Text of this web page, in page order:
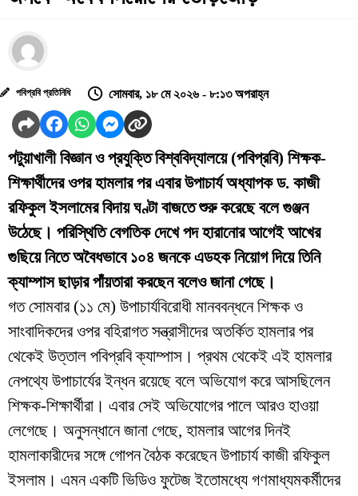
পবিপ্রবি প্রতিনিধি সোমবার, ১৮ মে ২০২৬ - ৮:১৩ অপরাহ্ন
পটুয়াখালী বিজ্ঞান ও প্রযুক্তি বিশ্ববিদ্যালয়ে (পবিপ্রবি) শিক্ষক-
শিক্ষার্থীদের ওপর হামলার পর এবার উপাচার্য অধ্যাপক ড. কাজী
রফিকুল ইসলামের বিদায় ঘণ্টা বাজতে শুরু করেছে বলে গুঞ্জন
উঠেছে। পরিস্থিতি বেগতিক দেখে পদ হারানোর আগেই আখের
গুছিয়ে নিতে অবৈধভাবে ১০৪ জনকে এডহক নিয়োগ দিয়ে তিনি
ক্যাম্পাস ছাড়ার পাঁয়তারা করছেন বলেও জানা গেছে।
​গত সোমবার (১১ মে) উপাচার্যবিরোধী মানববন্ধনে শিক্ষক ও
সাংবাদিকদের ওপর বহিরাগত সন্ত্রাসীদের অতর্কিত হামলার পর
থেকেই উত্তাল পবিপ্রবি ক্যাম্পাস। প্রথম থেকেই এই হামলার
নেপথ্যে উপাচার্যের ইন্ধন রয়েছে বলে অভিযোগ করে আসছিলেন
শিক্ষক-শিক্ষার্থীরা। এবার সেই অভিযোগের পালে আরও হাওয়া
লেগেছে। অনুসন্ধানে জানা গেছে, হামলার আগের দিনই
হামলাকারীদের সঙ্গে গোপন বৈঠক করেছেন উপাচার্য কাজী রফিকুল
ইসলাম। এমন একটি ভিডিও ফুটেজ ইতোমধ্যে গণমাধ্যমকর্মীদের